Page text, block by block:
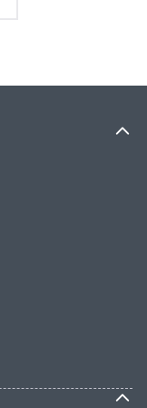
масла;
DIN
Практически